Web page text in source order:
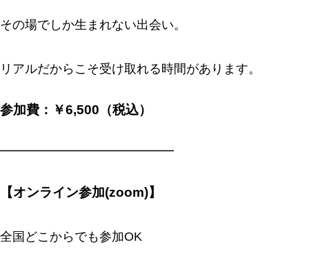
その場でしか生まれない出会い。
リアルだからこそ受け取れる時間があります。
参加費：￥6,500（税込）
━━━━━━━━━━━━━━
【オンライン参加(zoom)】
全国どこからでも参加OK